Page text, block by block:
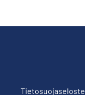
Tietosuojaseloste